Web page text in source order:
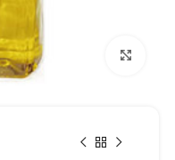
بزرگنمایی تصویر